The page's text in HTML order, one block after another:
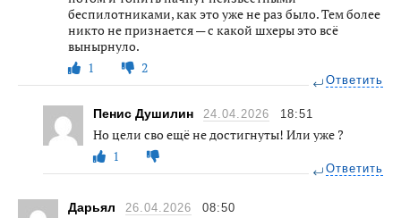
беспилотниками, как это уже не раз было. Тем более
никто не признается — с какой шхеры это всё
вынырнуло.
1
2
Ответить
Пенис Душилин 24.04.2026 18:51
Но цели сво ещё не достигнуты! Или уже ?
1
Ответить
Дарьял 26.04.2026 08:50